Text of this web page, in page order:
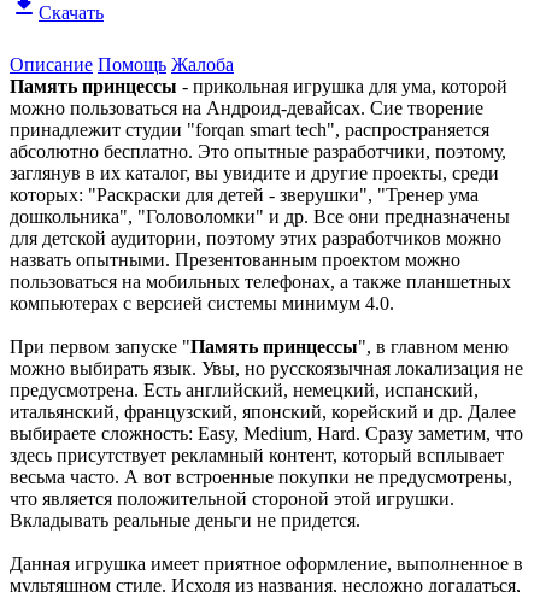
Скачать
Описание Помощь Жалоба
Память принцессы - прикольная игрушка для ума, которой
можно пользоваться на Андроид-девайсах. Сие творение
принадлежит студии "forqan smart tech", распространяется
абсолютно бесплатно. Это опытные разработчики, поэтому,
заглянув в их каталог, вы увидите и другие проекты, среди
которых: "Раскраски для детей - зверушки", "Тренер ума
дошкольника", "Головоломки" и др. Все они предназначены
для детской аудитории, поэтому этих разработчиков можно
назвать опытными. Презентованным проектом можно
пользоваться на мобильных телефонах, а также планшетных
компьютерах с версией системы минимум 4.0.
При первом запуске "Память принцессы", в главном меню
можно выбирать язык. Увы, но русскоязычная локализация не
предусмотрена. Есть английский, немецкий, испанский,
итальянский, французский, японский, корейский и др. Далее
выбираете сложность: Easy, Medium, Hard. Сразу заметим, что
здесь присутствует рекламный контент, который всплывает
весьма часто. А вот встроенные покупки не предусмотрены,
что является положительной стороной этой игрушки.
Вкладывать реальные деньги не придется.
Данная игрушка имеет приятное оформление, выполненное в
мультяшном стиле. Исходя из названия, несложно догадаться,